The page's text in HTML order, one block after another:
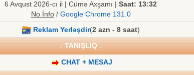
6 Avqust 2026-cı il | Cümə Axşamı | Saat: 13:32
No İnfo/ Google Chrome 131.0
Reklam Yerləşdir(2 azn - 8 saat)
↓ TANIŞLIQ ↓
CHAT + MESAJ